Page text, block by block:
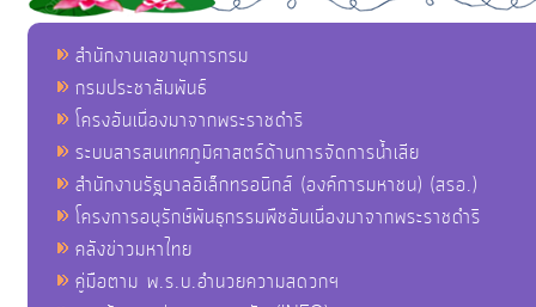
สำนักงานเลขานุการกรม
กรมประชาสัมพันธ์
โครงอันเนื่องมาจากพระราชดำริ
ระบบสารสนเทศภูมิศาสตร์ด้านการจัดการน้ำเสีย
สำนักงานรัฐบาลอิเล็กทรอนิกส์ (องค์การมหาชน) (สรอ.)
โครงการอนุรักษ์พันธุกรรมพืชอันเนื่องมาจากพระราชดำริ
คลังข่าวมหาไทย
คู่มือตาม พ.ร.บ.อำนวยความสดวกฯ